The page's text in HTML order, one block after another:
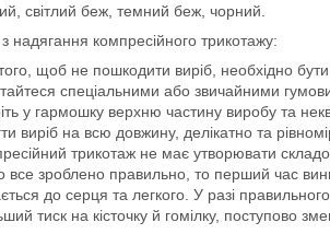
світлий беж, темний беж, чорний.
з надягання компресійного трикотажу:
щоб не пошкодити виріб, необхідно бути
спеціальними або звичайними
у гармошку верхню частину виробу та
виріб на всю довжину, делікатно та
трикотаж не має утворювати
все зроблено правильно, то перший час
до серця та легкого. У разі
тиск на кісточку й гомілку, поступово